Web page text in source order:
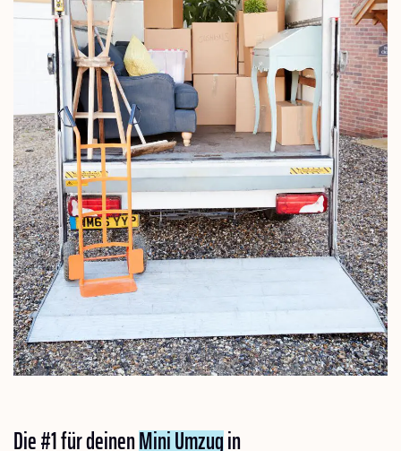
Die #1 für deinenMini Umzugin